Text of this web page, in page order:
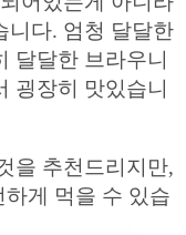
니다. 엄청 달달한
달달한 브라우니
굉장히 맛있습니
을 추천드리지만,
게 먹을 수 있습